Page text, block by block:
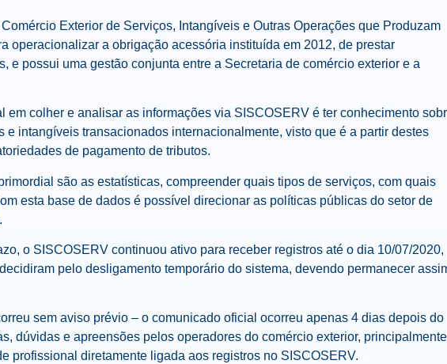
Exterior de Serviços, Intangíveis e Outras Operações que Produzam
operacionalizar a obrigação acessória instituída em 2012, de prestar
e possui uma gestão conjunta entre a Secretaria de comércio exterior e a
em colher e analisar as informações via SISCOSERV é ter conhecimento
e intangíveis transacionados internacionalmente, visto que é a partir destes
de pagamento de tributos.
são as estatísticas, compreender quais tipos de serviços, com quais
esta base de dados é possível direcionar as políticas públicas do setor de
o SISCOSERV continuou ativo para receber registros até o dia 10/07/2020,
pelo desligamento temporário do sistema, devendo permanecer
sem aviso prévio – o comunicado oficial ocorreu apenas 4 dias depois do
dúvidas e apreensões pelos operadores do comércio exterior, principalmente
profissional diretamente ligada aos registros no SISCOSERV.